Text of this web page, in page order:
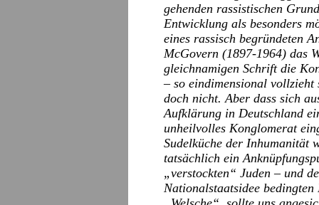
gehenden rassistischen
Entwicklung als besonders
eines rassisch begründeten
McGovern (1897-1964) das
gleichnamigen Schrift die
– so eindimensional vollzieht
doch nicht. Aber dass sich
Aufklärung in Deutschland
unheilvolles Konglomerat
Sudelküche der Inhumanität
tatsächlich ein
„verstockten“ Juden – und
Nationalstaatsidee